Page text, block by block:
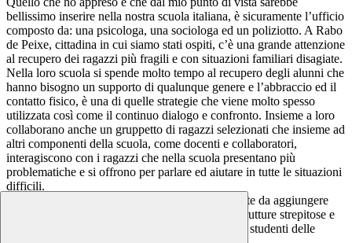
bellissimo inserire nella nostra scuola italiana, è sicuramente l’ufficio
composto da: una psicologa, una sociologa ed un poliziotto. A Rabo
de Peixe, cittadina in cui siamo stati ospiti, c’è una grande attenzione
al recupero dei ragazzi più fragili e con situazioni familiari disagiate.
Nella loro scuola si spende molto tempo al recupero degli alunni che
hanno bisogno un supporto di qualunque genere e l’abbraccio ed il
contatto fisico, è una di quelle strategie che viene molto spesso
utilizzata così come il continuo dialogo e confronto. Insieme a loro
collaborano anche un gruppetto di ragazzi selezionati che insieme ad
altri componenti della scuola, come docenti e collaboratori,
interagiscono con i ragazzi che nella scuola presentano più
problematiche e si offrono per parlare ed aiutare in tutte le situazioni
difficili.
Questo sarebbe secondo me un tassello importante da aggiungere
nella nostra scuola italiana, prima ancora delle strutture strepitose e
innovative in cui vengono accolti tutti i giorni gli studenti delle